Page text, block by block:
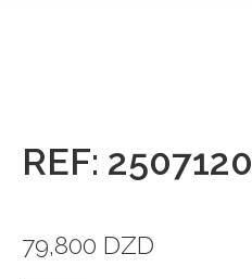
REF: 2507120
79,800 DZD